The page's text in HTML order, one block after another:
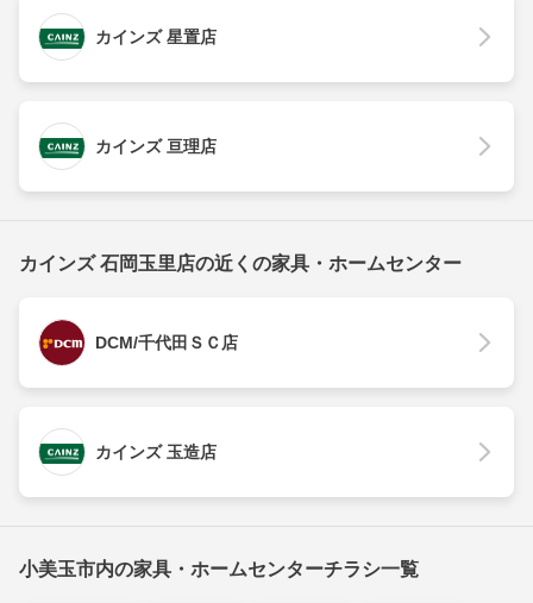
カインズ 星置店
カインズ 亘理店
カインズ 石岡玉里店の近くの家具・ホームセンター
DCM/千代田ＳＣ店
カインズ 玉造店
小美玉市内の家具・ホームセンターチラシ一覧